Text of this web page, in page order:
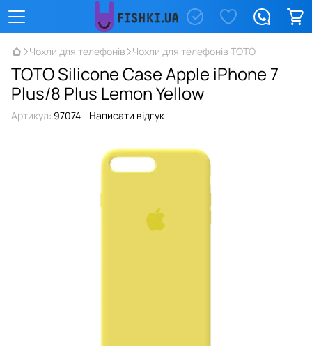
Чохли для телефонів Чохли для телефонів TOTO
TOTO Silicone Case Apple iPhone 7
Plus/8 Plus Lemon Yellow
Артикул: 97074 Написати відгук